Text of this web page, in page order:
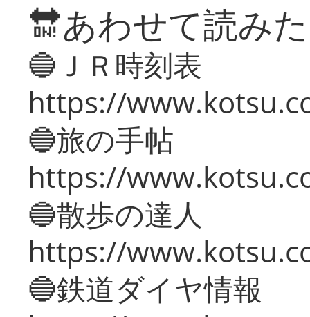
🔛あわせて読み
🔵ＪＲ時刻表
https://
🔵旅の手帖
https://
🔵散歩の達人
https://
🔵鉄道ダイヤ情報